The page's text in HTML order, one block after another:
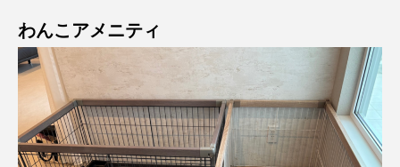
わんこアメニティ